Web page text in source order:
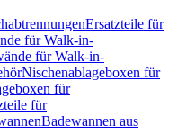
Ersatzteile für
für Walk-in-
für Walk-in-
Nischenablageboxen für
für
für
Badewannen aus